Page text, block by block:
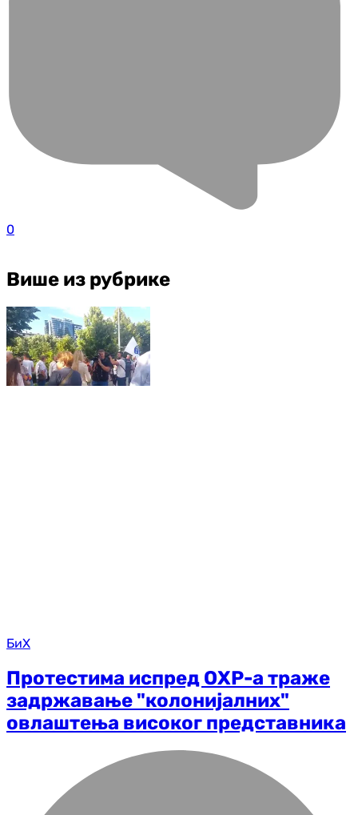
0
Више из рубрике
БиХ
Протестима испред ОХР-а траже
задржавање "колонијалних"
овлаштења високог представника